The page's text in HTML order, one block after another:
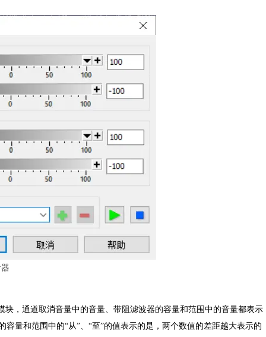
，通道取消音量中的音量、带阻滤波器的容量和范围中的音量都表示
量和范围中的“从”、“至”的值表示的是，两个数值的差距越大表示的